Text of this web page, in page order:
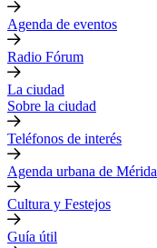
Agenda de eventos
Radio Fórum
La ciudad
Sobre la ciudad
Teléfonos de interés
Agenda urbana de Mérida
Cultura y Festejos
Guía útil